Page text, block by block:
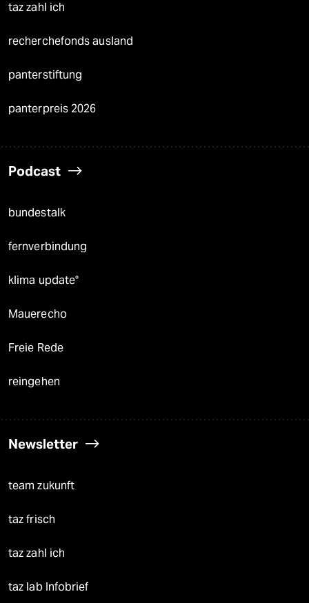
taz zahl ich
recherchefonds ausland
panterstiftung
panterpreis 2026
Podcast
bundestalk
fernverbindung
klima update°
Mauerecho
Freie Rede
reingehen
Newsletter
team zukunft
taz frisch
taz zahl ich
taz lab Infobrief